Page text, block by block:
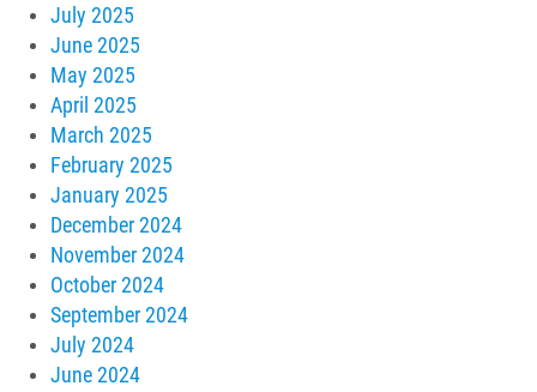
July 2025
June 2025
May 2025
April 2025
March 2025
February 2025
January 2025
December 2024
November 2024
October 2024
September 2024
July 2024
June 2024